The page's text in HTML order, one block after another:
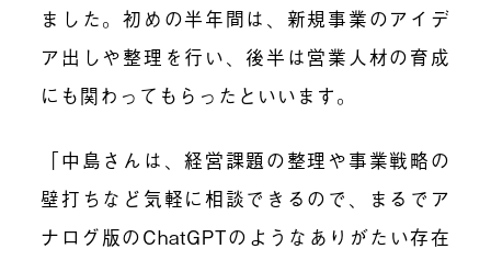
ました。初めの半年間は、新規事業のアイデ
ア出しや整理を行い、後半は営業人材の育成
にも関わってもらったといいます。
「中島さんは、経営課題の整理や事業戦略の
壁打ちなど気軽に相談できるので、まるでア
ナログ版のChatGPTのようなありがたい存在